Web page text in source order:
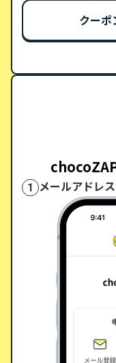
クーポ
1 メールアドレ